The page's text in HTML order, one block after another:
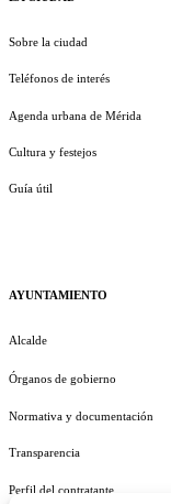
Sobre la ciudad
Teléfonos de interés
Agenda urbana de Mérida
Cultura y festejos
Guía útil
AYUNTAMIENTO
Alcalde
Órganos de gobierno
Normativa y documentación
Transparencia
Perfil del contratante